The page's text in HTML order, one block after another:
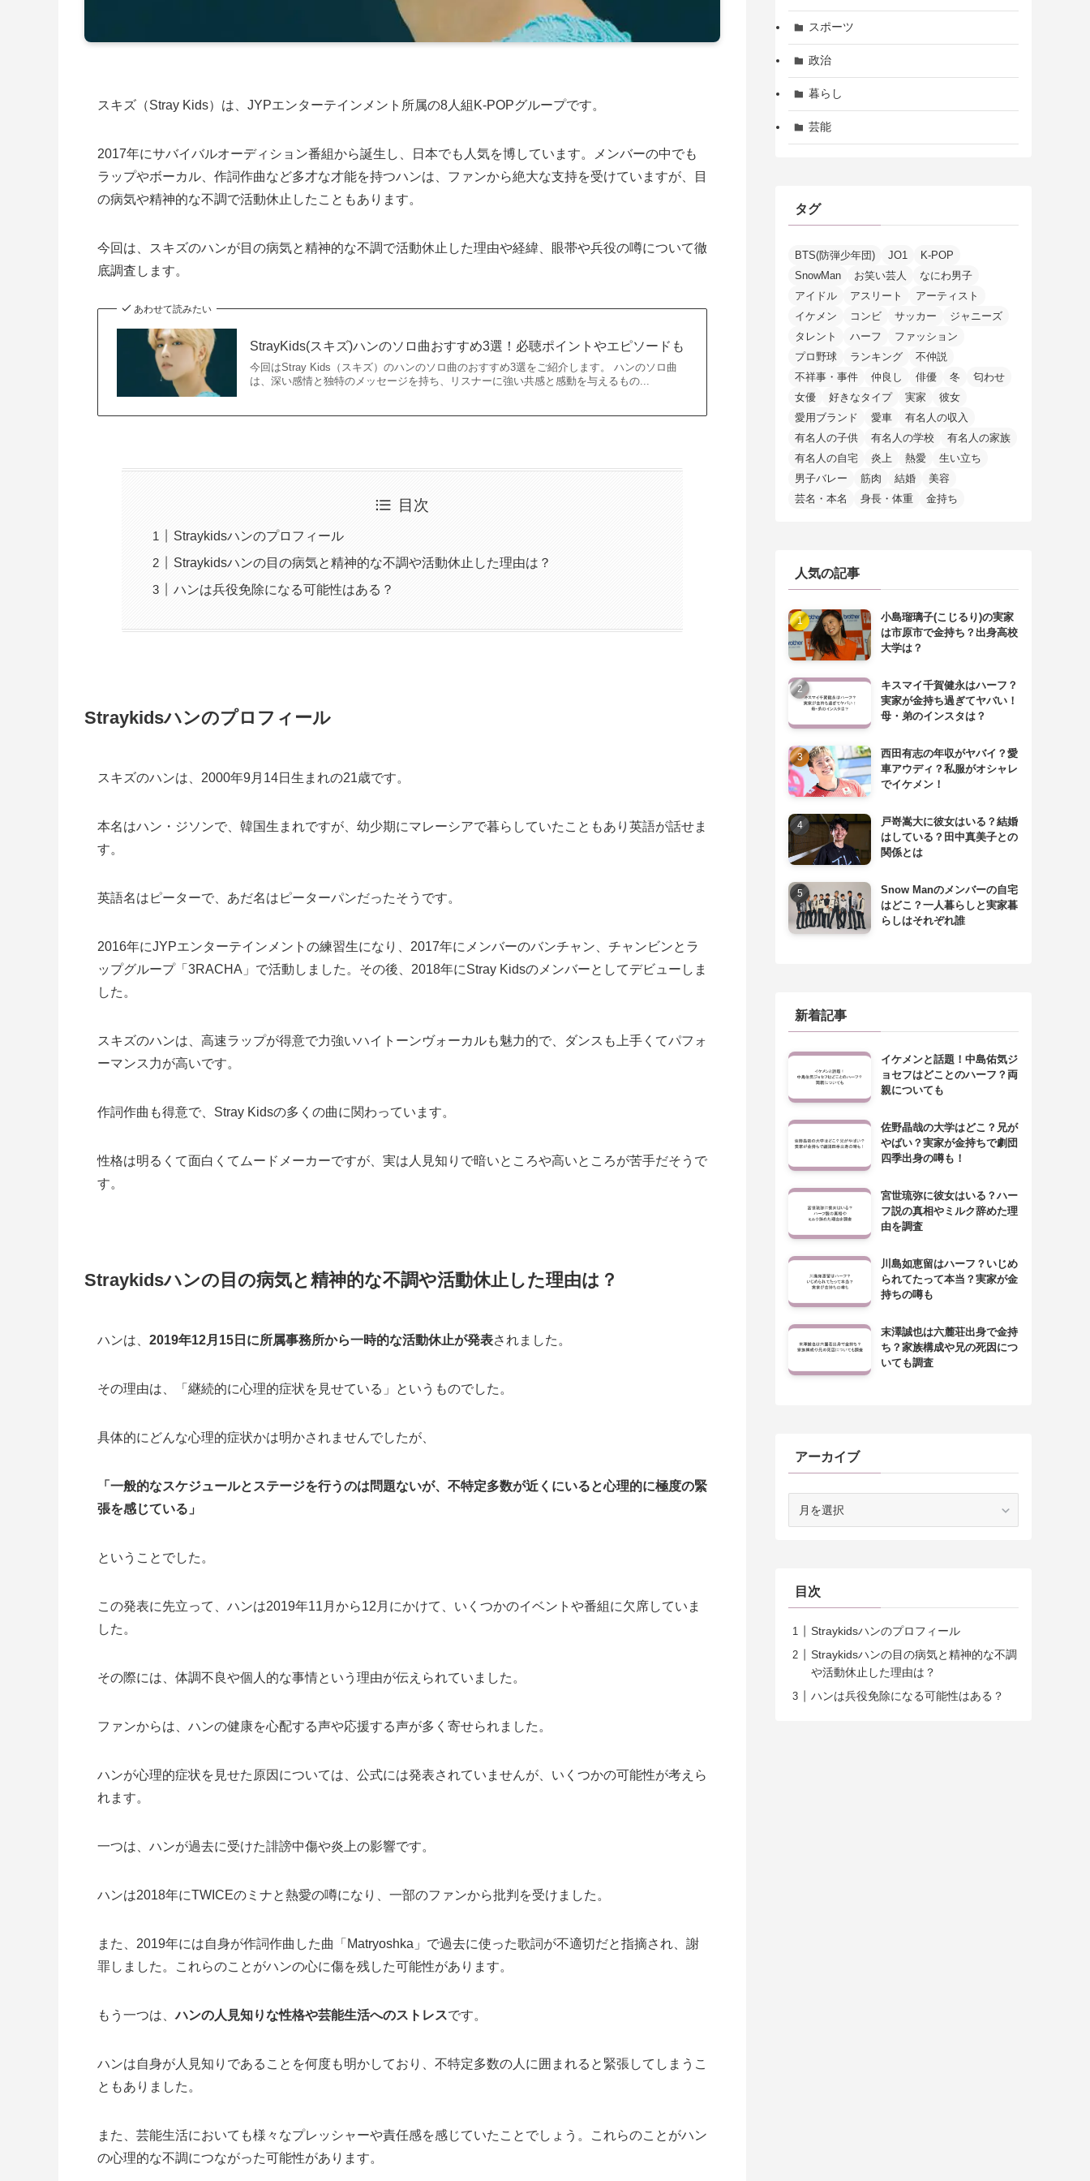
スキズ（Stray Kids）は、JYPエンターテインメント所属の8人組K-POPグループです。
2017年にサバイバルオーディション番組から誕生し、日本でも人気を博しています。メンバーの中でも
ラップやボーカル、作詞作曲など多才な才能を持つハンは、ファンから絶大な支持を受けていますが、目
の病気や精神的な不調で活動休止したこともあります。
今回は、スキズのハンが目の病気と精神的な不調で活動休止した理由や経緯、眼帯や兵役の噂について徹
底調査します。
あわせて読みたい
StrayKids(スキズ)ハンのソロ曲おすすめ3選！必聴ポイントやエピソードも
今回はStray Kids（スキズ）のハンのソロ曲のおすすめ3選をご紹介します。 ハンのソロ曲
は、深い感情と独特のメッセージを持ち、リスナーに強い共感と感動を与えるもの...
目次
Straykidsハンのプロフィール
Straykidsハンの目の病気と精神的な不調や活動休止した理由は？
ハンは兵役免除になる可能性はある？
Straykidsハンのプロフィール
スキズのハンは、2000年9月14日生まれの21歳です。
本名はハン・ジソンで、韓国生まれですが、幼少期にマレーシアで暮らしていたこともあり英語が話せま
す。
英語名はピーターで、あだ名はピーターパンだったそうです。
2016年にJYPエンターテインメントの練習生になり、2017年にメンバーのバンチャン、チャンビンとラ
ップグループ「3RACHA」で活動しました。その後、2018年にStray Kidsのメンバーとしてデビューしま
した。
スキズのハンは、高速ラップが得意で力強いハイトーンヴォーカルも魅力的で、ダンスも上手くてパフォ
ーマンス力が高いです。
作詞作曲も得意で、Stray Kidsの多くの曲に関わっています。
性格は明るくて面白くてムードメーカーですが、実は人見知りで暗いところや高いところが苦手だそうで
す。
Straykidsハンの目の病気と精神的な不調や活動休止した理由は？
ハンは、 2019年12月15日に所属事務所から一時的な活動休止が発表されました。
その理由は、「継続的に心理的症状を見せている」というものでした。
具体的にどんな心理的症状かは明かされませんでしたが、
「一般的なスケジュールとステージを行うのは問題ないが、不特定多数が近くにいると心理的に極度の緊
張を感じている」
ということでした。
この発表に先立って、ハンは2019年11月から12月にかけて、いくつかのイベントや番組に欠席していま
した。
その際には、体調不良や個人的な事情という理由が伝えられていました。
ファンからは、ハンの健康を心配する声や応援する声が多く寄せられました。
ハンが心理的症状を見せた原因については、公式には発表されていませんが、いくつかの可能性が考えら
れます。
一つは、ハンが過去に受けた誹謗中傷や炎上の影響です。
ハンは2018年にTWICEのミナと熱愛の噂になり、一部のファンから批判を受けました。
また、2019年には自身が作詞作曲した曲「Matryoshka」で過去に使った歌詞が不適切だと指摘され、謝
罪しました。これらのことがハンの心に傷を残した可能性があります。
もう一つは、ハンの人見知りな性格や芸能生活へのストレスです。
ハンは自身が人見知りであることを何度も明かしており、不特定多数の人に囲まれると緊張してしまうこ
ともありました。
また、芸能生活においても様々なプレッシャーや責任感を感じていたことでしょう。これらのことがハン
の心理的な不調につながった可能性があります。
スポーツ
政治
暮らし
芸能
タグ
BTS(防弾少年団) JO1
K-POP
SnowMan
お笑い芸人
なにわ男子
アイドル
アスリート
アーティスト
イケメン
コンビ サッカー
ジャニーズ
タレント
ハーフ
ファッション
プロ野球
ランキング
不仲説
不祥事・事件
仲良し 俳優 冬
匂わせ
女優
好きなタイプ 実家
彼女
愛用ブランド
愛車
有名人の収入
有名人の子供
有名人の学校
有名人の家族
有名人の自宅
炎上 熱愛
生い立ち
男子バレー
筋肉 結婚
美容
芸名・本名
身長・体重 金持ち
人気の記事
小島瑠璃子(こじるり)の実家
は市原市で金持ち？出身高校
大学は？
キスマイ千賀健永はハーフ？
実家が金持ち過ぎてヤバい！
母・弟のインスタは？
西田有志の年収がヤバイ？愛
車アウディ？私服がオシャレ
でイケメン！
戸嵜嵩大に彼女はいる？結婚
はしている？田中真美子との
関係とは
Snow Manのメンバーの自宅
はどこ？一人暮らしと実家暮
らしはそれぞれ誰
新着記事
イケメンと話題！中島佑気ジ
ョセフはどことのハーフ？両
親についても
佐野晶哉の大学はどこ？兄が
やばい？実家が金持ちで劇団
四季出身の噂も！
宮世琉弥に彼女はいる？ハー
フ説の真相やミルク辞めた理
由を調査
川島如恵留はハーフ？いじめ
られてたって本当？実家が金
持ちの噂も
末澤誠也は六麓荘出身で金持
ち？家族構成や兄の死因につ
いても調査
アーカイブ
目次
Straykidsハンのプロフィール
Straykidsハンの目の病気と精神的な不調
や活動休止した理由は？
ハンは兵役免除になる可能性はある？